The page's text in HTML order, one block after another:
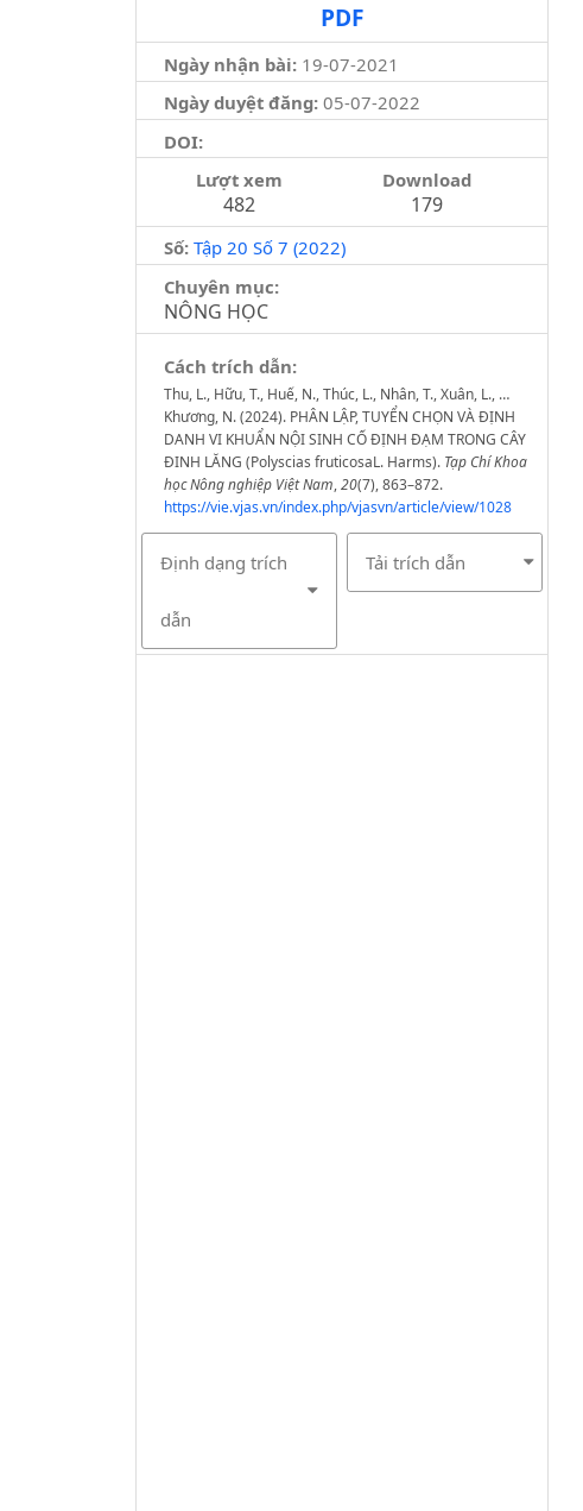
PDF
Ngày nhận bài: 19-07-2021
Ngày duyệt đăng:05-07-2022
DOI:
Lượt xem
482
Download
179
Số: Tập 20 Số 7 (2022)
Chuyên mục:
NÔNG HỌC
Cách trích dẫn:
Thu, L., Hữu, T., Huế, N., Thúc, L., Nhân, T., Xuân, L., …
Khương, N. (2024). PHÂN LẬP, TUYỂN CHỌN VÀ ĐỊNH
DANH VI KHUẨN NỘI SINH CỐ ĐỊNH ĐẠM TRONG CÂY
ĐINH LĂNG (Polyscias fruticosaL. Harms). Tạp Chí Khoa
học Nông nghiệp Việt Nam,20(7), 863–872.
https://vie.vjas.vn/index.php/vjasvn/article/view/1028
Định dạng trích
dẫn
Tải trích dẫn